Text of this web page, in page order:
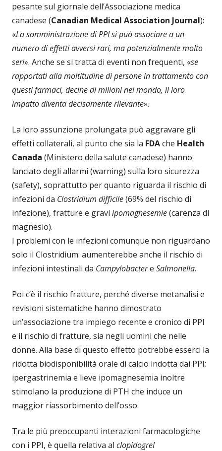
pesante sul giornale dell’Associazione medica
canadese (Canadian Medical Association Journal):
«La somministrazione di PPI si può associare a un
numero di effetti avversi rari, ma potenzialmente molto
seri». Anche se si tratta di eventi non frequenti, «se
rapportati alla moltitudine di persone in trattamento con
questi farmaci, decine di milioni nel mondo, il loro
impatto diventa decisamente rilevante».
La loro assunzione prolungata può aggravare gli
effetti collaterali, al punto che sia la FDAche Health
Canada (Ministero della salute canadese) hanno
lanciato degli allarmi (warning) sulla loro sicurezza
(safety), soprattutto per quanto riguarda il rischio di
infezioni da Clostridium difficile(69% del rischio di
infezione), fratture e gravi ipomagnesemie(carenza di
magnesio).
I problemi con le infezioni comunque non riguardano
solo il Clostridium: aumenterebbe anche il rischio di
infezioni intestinali da Campylobactere Salmonella.
Poi c’è il rischio fratture, perché diverse metanalisi e
revisioni sistematiche hanno dimostrato
un’associazione tra impiego recente e cronico di PPI
e il rischio di fratture, sia negli uomini che nelle
donne. Alla base di questo effetto potrebbe esserci la
ridotta biodisponibilità orale di calcio indotta dai PPI;
ipergastrinemia e lieve ipomagnesemia inoltre
stimolano la produzione di PTH che induce un
maggior riassorbimento dell’osso.
Tra le più preoccupanti interazioni farmacologiche
con i PPI, è quella relativa al clopidogrel